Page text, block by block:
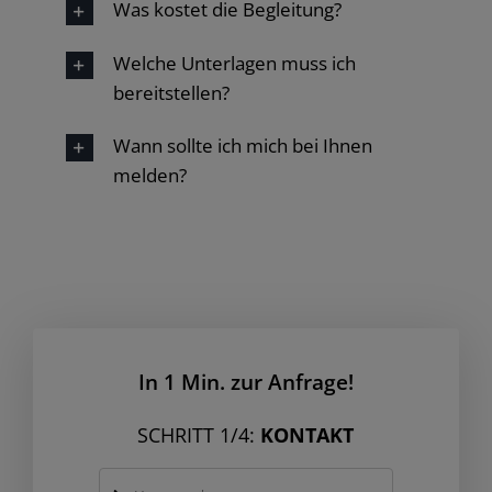
Was kostet die Begleitung?
Welche Unterlagen muss ich
bereitstellen?
Wann sollte ich mich bei Ihnen
melden?
In 1 Min. zur Anfrage!
SCHRITT 1/4: KONTAKT